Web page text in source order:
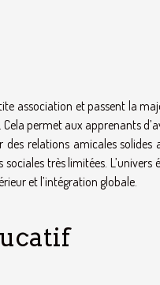
association et passent la
Cela permet aux apprenants
relations amicales solides
très limitées. L’univers
et l’intégration globale.